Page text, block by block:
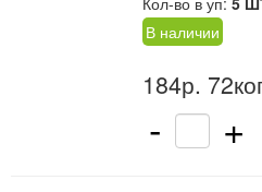
В наличии
184р.
- +